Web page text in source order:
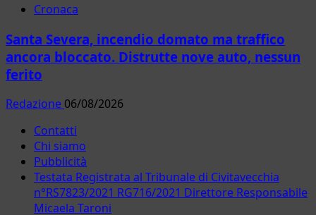
Cronaca
Santa Severa, incendio domato ma traffico
ancora bloccato. Distrutte nove auto, nessun
ferito
Redazione 06/08/2026
Contatti
Chi siamo
Pubblicità
Testata Registrata al Tribunale di Civitavecchia
n°RS7823/2021 RG716/2021 Direttore Responsabile
Micaela Taroni